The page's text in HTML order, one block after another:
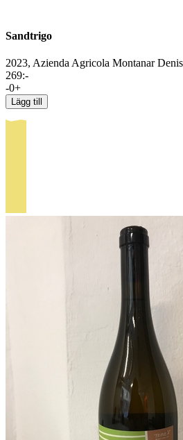
Sandtrigo
2023, Azienda Agricola Montanar Denis
269:-
-0+
Lägg till